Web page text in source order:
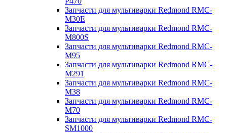
Запчасти для мультиварки Redmond RMC-
M30E
Запчасти для мультиварки Redmond RMC-
M800S
Запчасти для мультиварки Redmond RMC-
M95
Запчасти для мультиварки Redmond RMC-
M291
Запчасти для мультиварки Redmond RMC-
M38
Запчасти для мультиварки Redmond RMC-
M70
Запчасти для мультиварки Redmond RMC-
SM1000